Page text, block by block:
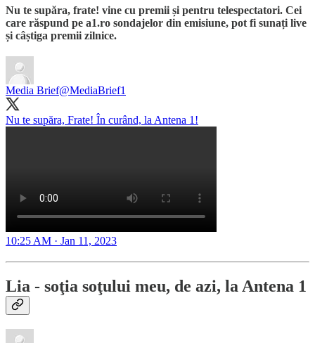
Nu te supăra, frate! vine cu premii și pentru telespectatori. Cei
care răspund pe a1.ro sondajelor din emisiune, pot fi sunați live
și câștiga premii zilnice.
Media Brief@MediaBrief1
Nu te supăra, Frate! În curând, la Antena 1!
10:25 AM · Jan 11, 2023
Lia - soţia soţului meu, de azi, la Antena 1